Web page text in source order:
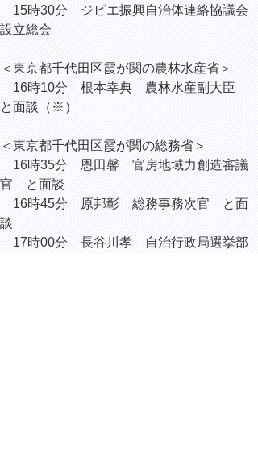
15時30分 ジビエ振興自治体連絡協議会
設立総会
＜東京都千代田区霞が関の農林水産省＞
16時10分 根本幸典 農林水産副大臣
と面談（※）
＜東京都千代田区霞が関の総務省＞
16時35分 恩田馨 官房地域力創造審議
官 と面談
16時45分 原邦彰 総務事務次官 と面
談
17時00分 長谷川孝 自治行政局選挙部